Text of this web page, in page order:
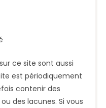
ce site sont aussi
est périodiquement
contenir des
des lacunes. Si vous